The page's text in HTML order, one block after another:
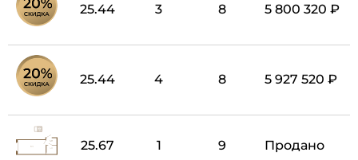
25.44 3 8 5 800 320 ₽
25.44 4 8 5 927 520 ₽
25.67 1 9 Продано